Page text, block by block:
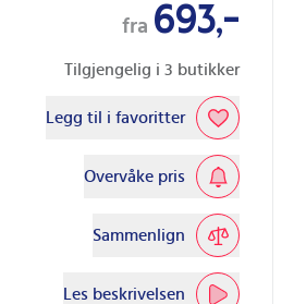
fra 693,-
Tilgjengelig i 3 butikker
Legg til i favoritter
Overvåke pris
Sammenlign
Les beskrivelsen